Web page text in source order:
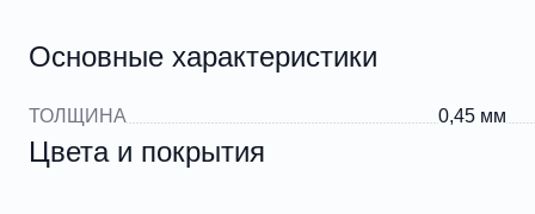
Основные характеристики
ТОЛЩИНА 0,45 мм
Цвета и покрытия